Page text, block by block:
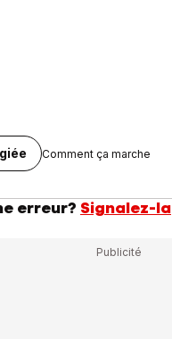
Comment ça marche
erreur? Signalez-la